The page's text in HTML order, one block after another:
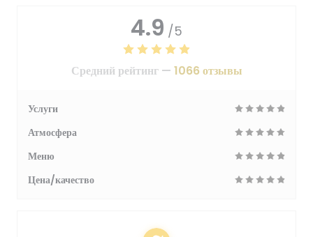
4.9 /5
Средний рейтинг — 1066 отзывы
Услуги
Атмосфера
Меню
Цена/качество